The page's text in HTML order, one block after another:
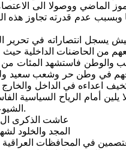
وبسبب عدم قدرته تجاوز
الذكرى العطرة ذكرى تأسيس الحزب الشيوعي العراقي ال
والوطن فاستشهد المئات
في وطن حر وشعب سعيد
في الداخل والخارج
أمام الرياح السياسية
الشيوعيين العراقيين على مدى ال82 عاما.
عاشت الذكرى ال82 لتأسيس حزبنا الشيوعي العراقي
المجد والخلود
في المحافظات